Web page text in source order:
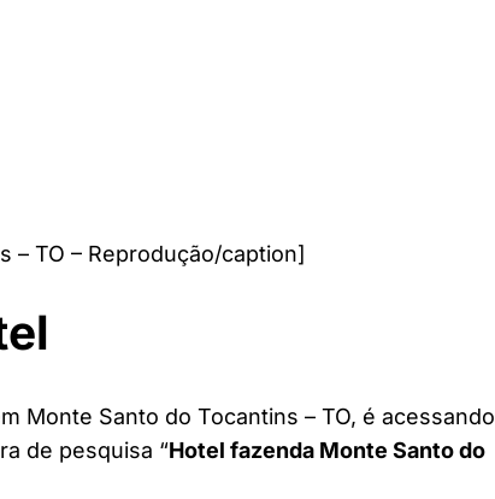
– TO – Reprodução/caption]
Monte Santo do Tocantins – TO, é acessando
de pesquisa “Hotel fazenda Monte Santo do